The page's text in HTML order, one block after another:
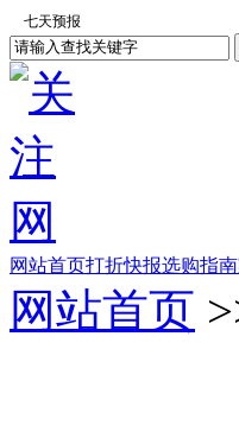
网站首页打折快报选购指南
网站首页